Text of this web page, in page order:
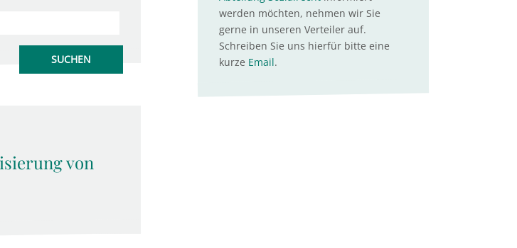
von
werden möchten, nehmen wir Sie
gerne in unseren Verteiler auf.
Schreiben Sie uns hierfür bitte eine
kurze Email.